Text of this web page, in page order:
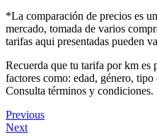
*La comparación de precios es
mercado, tomada de varios
tarifas aqui presentadas pueden
Recuerda que tu tarifa por km es
factores como: edad, género,
Consulta términos y condiciones.
Previous
Next